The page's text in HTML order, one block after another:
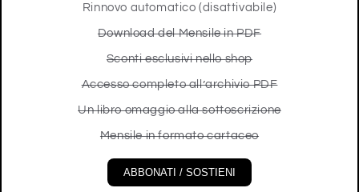
Rinnovo automatico (disattivabile)
Download del Mensile in PDF
Sconti esclusivi nello shop
Accesso completo all’archivio PDF
Un libro omaggio alla sottoscrizione
Mensile in formato cartaceo
ABBONATI / SOSTIENI